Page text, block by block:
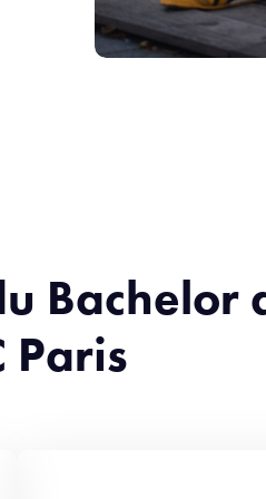
Bachelor
Paris